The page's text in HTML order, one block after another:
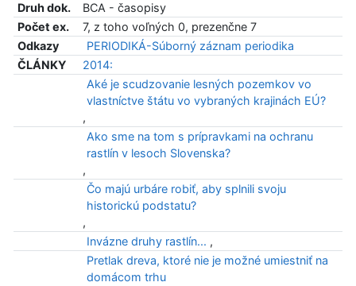
Druh dok.
BCA - časopisy
Počet ex.
7, z toho voľných 0, prezenčne 7
Odkazy
PERIODIKÁ-Súborný záznam periodika
ČLÁNKY
2014:
Aké je scudzovanie lesných pozemkov vo
vlastníctve štátu vo vybraných krajinách EÚ?
,
Ako sme na tom s prípravkami na ochranu
rastlín v lesoch Slovenska?
,
Čo majú urbáre robiť, aby splnili svoju
historickú podstatu?
,
Invázne druhy rastlín... ,
Pretlak dreva, ktoré nie je možné umiestniť na
domácom trhu